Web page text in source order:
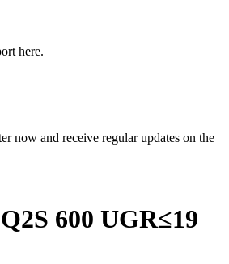
here.
now and receive regular updates on the
600 UGR≤19